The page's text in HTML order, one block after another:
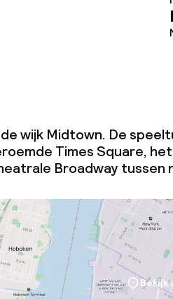
wijk Midtown. De
Times Square,
Broadway tussen
Bekijk